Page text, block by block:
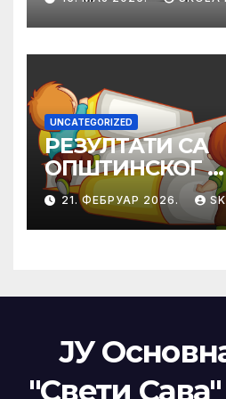
UNCATEGORIZED
РЕЗУЛТАТИ СА
ОПШТИНСКОГ
ТАКМИЧЕЊА
ПРАВОСЛАВНЕ
ВЈЕРОНАУКЕ
21. ФЕБРУАР 2026.
ЈУ
"Свети